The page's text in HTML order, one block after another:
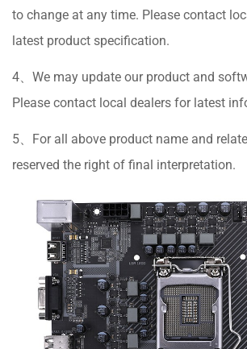
to change at any time. Please contact
latest product specification.
4、We may update our product and
Please contact local dealers for latest
5、For all above product name and
reserved the right of final interpretation.